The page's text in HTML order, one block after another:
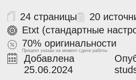
24 страницы
20
Etxt (стандартные
70% оригинальности
Процент указан на момент сдачи работы
Добавлена
25.06.2024